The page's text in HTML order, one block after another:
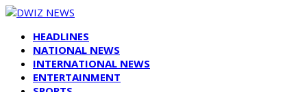
HEADLINES
NATIONAL NEWS
INTERNATIONAL NEWS
ENTERTAINMENT